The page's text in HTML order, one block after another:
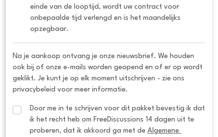
einde van de looptijd, wordt uw contract voor
onbepaalde tijd verlengd en is het maandelijks
opzegbaar.
Na je aankoop ontvang je onze nieuwsbrief. We houden
ook bij of onze e-mails worden geopend en of er op wordt
geklikt. Je kunt je op elk moment uitschrijven - zie ons
privacybeleid voor meer informatie.
Door me in te schrijven voor dit pakket bevestig ik dat
ik het recht heb om FreeDiscussions 14 dagen uit te
proberen, dat ik akkoord ga met de Algemene